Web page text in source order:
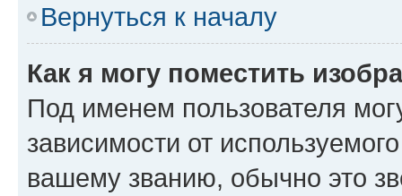
Вернуться к началу
Как я могу поместить
Под именем пользователя
зависимости от
вашему званию, обычно это